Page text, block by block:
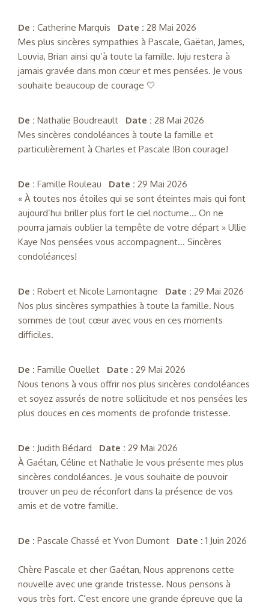
De : Catherine Marquis Date : 28 Mai 2026
Mes plus sincères sympathies à Pascale, Gaëtan, James,
Louvia, Brian ainsi qu’à toute la famille. Juju restera à
jamais gravée dans mon cœur et mes pensées. Je vous
souhaite beaucoup de courage 🤍
De : Nathalie Boudreault Date : 28 Mai 2026
Mes sincères condoléances à toute la famille et
particulièrement à Charles et Pascale !Bon courage!
De : Famille Rouleau Date : 29 Mai 2026
« À toutes nos étoiles qui se sont éteintes mais qui font
aujourd’hui briller plus fort le ciel nocturne… On ne
pourra jamais oublier la tempête de votre départ » Ullie
Kaye Nos pensées vous accompagnent… Sincères
condoléances!
De : Robert et Nicole Lamontagne Date : 29 Mai 2026
Nos plus sincères sympathies à toute la famille. Nous
sommes de tout cœur avec vous en ces moments
difficiles.
De : Famille Ouellet Date : 29 Mai 2026
Nous tenons à vous offrir nos plus sincères condoléances
et soyez assurés de notre sollicitude et nos pensées les
plus douces en ces moments de profonde tristesse.
De : Judith Bédard Date : 29 Mai 2026
À Gaétan, Céline et Nathalie Je vous présente mes plus
sincères condoléances. Je vous souhaite de pouvoir
trouver un peu de réconfort dans la présence de vos
amis et de votre famille.
De : Pascale Chassé et Yvon Dumont Date : 1 Juin 2026
Chère Pascale et cher Gaétan, Nous apprenons cette
nouvelle avec une grande tristesse. Nous pensons à
vous très fort. C’est encore une grande épreuve que la